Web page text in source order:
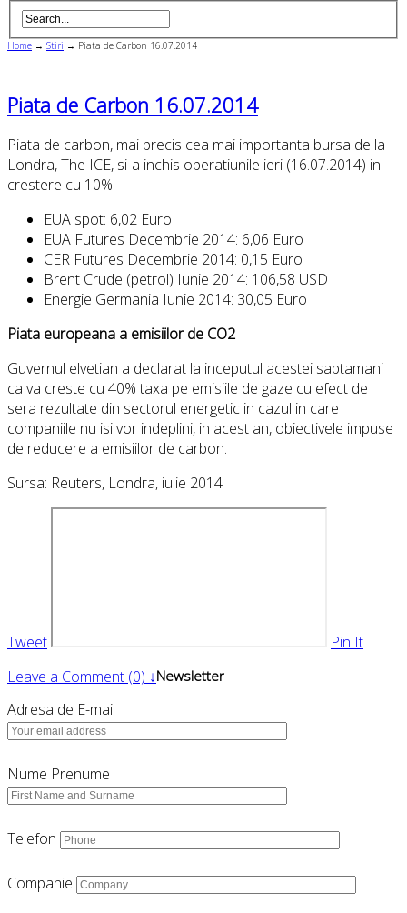
Home → Stiri → Piata de Carbon 16.07.2014
Piata de Carbon 16.07.2014
Piata de carbon, mai precis cea mai importanta bursa de la
Londra, The ICE, si-a inchis operatiunile ieri (16.07.2014) in
crestere cu 10%:
EUA spot: 6,02 Euro
EUA Futures Decembrie 2014: 6,06 Euro
CER Futures Decembrie 2014: 0,15 Euro
Brent Crude (petrol) Iunie 2014: 106,58 USD
Energie Germania Iunie 2014: 30,05 Euro
Piata europeana a emisiilor de CO2
Guvernul elvetian a declarat la inceputul acestei saptamani
ca va creste cu 40% taxa pe emisiile de gaze cu efect de
sera rezultate din sectorul energetic in cazul in care
companiile nu isi vor indeplini, in acest an, obiectivele impuse
de reducere a emisiilor de carbon.
Sursa: Reuters, Londra, iulie 2014
Tweet
Pin It
Leave a Comment (0) ↓Newsletter
Adresa de E-mail
Nume Prenume
Telefon
Companie